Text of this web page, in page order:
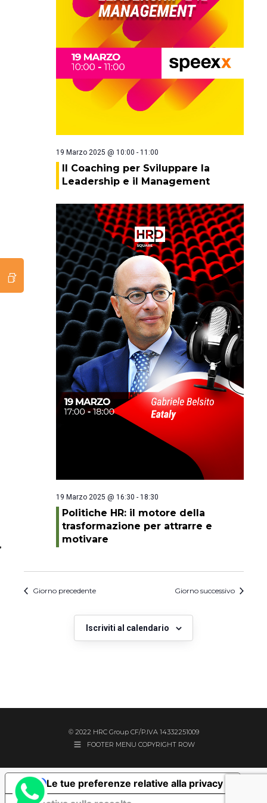
19 Marzo 2025 @ 10:00 - 11:00
Il Coaching per Sviluppare la
Leadership e il Management
19 Marzo 2025 @ 16:30 - 18:30
Politiche HR: il motore della
trasformazione per attrarre e
motivare
Giorno precedente Giorno successivo
Iscriviti al calendario
© 2022 HRC Group CF/P.IVA 14332251009
FOOTER MENU COPYRIGHT ROW
Le tue preferenze relative alla privacy